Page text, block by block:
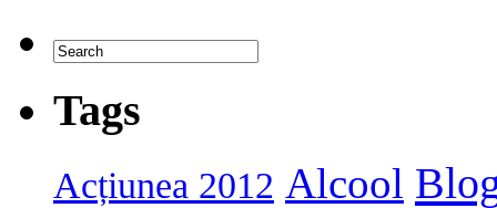
Tags
Acțiunea 2012 Alcool